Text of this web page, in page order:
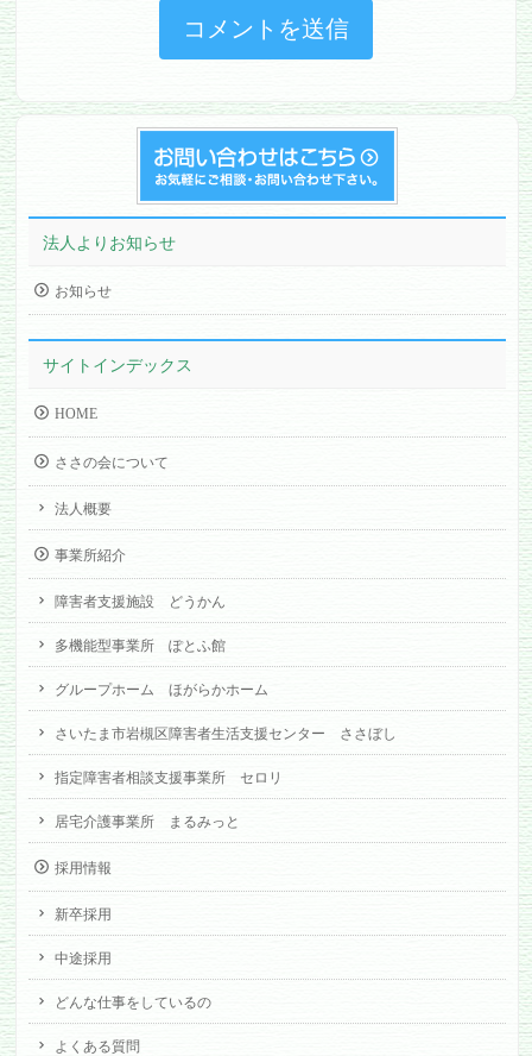
法人よりお知らせ
お知らせ
サイトインデックス
HOME
ささの会について
法人概要
事業所紹介
障害者支援施設 どうかん
多機能型事業所 ぽとふ館
グループホーム ほがらかホーム
さいたま市岩槻区障害者生活支援センター ささぼし
指定障害者相談支援事業所 セロリ
居宅介護事業所 まるみっと
採用情報
新卒採用
中途採用
どんな仕事をしているの
よくある質問